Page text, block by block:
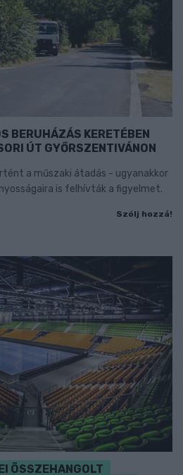
BERUHÁZÁS KERETÉBEN
ÚT GYŐRSZENTIVÁNON
a műszaki átadás - ugyanakkor
is felhívták a figyelmet.
Szólj hozzá!
ÖSSZEHANGOLT